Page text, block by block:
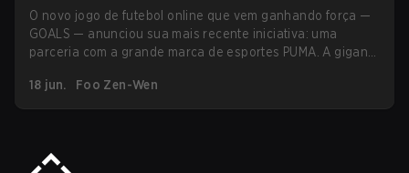
O novo jogo de futebol online que vem ganhando força —
GOALS — anunciou sua mais recente iniciativa: uma
parceria com a grande marca de esportes PUMA. A gigante
para o lançamento de uma linha exclusiva de cosméticos
colecionáveis.
18 jun. Foo Zen-Wen